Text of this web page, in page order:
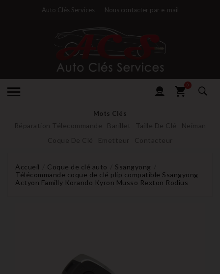
Auto Clés Services Nous contacter par e-mail
0
Mots Clés
Réparation Télecommande Barillet Taille De Clé
Neiman
Coque De Clé
Emetteur Contacteur
Accueil Coque de clé auto
Ssangyong
Télécommande coque de clé plip compatible Ssangyong
Actyon Familly Korando Kyron Musso Rexton Rodius